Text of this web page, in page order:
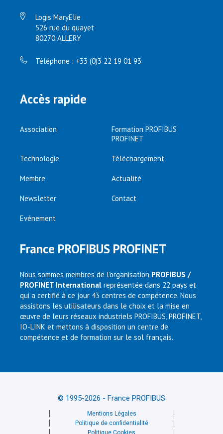
Logis MaryElie
526 rue du quayet
80270 ALLERY
Téléphone : +33 (0)3 22 19 01 93
Accès rapide
Association
Formation PROFIBUS
PROFINET
Technologie Téléchargement
Membre Actualité
Newsletter Contact
Evénement
France PROFIBUS PROFINET
Nous sommes membres de l’organisation PROFIBUS /
PROFINET International représentée dans 22 pays et
qui a certifié à ce jour 43 centres de compétence. Nous
assistons les utilisateurs dans le choix et la mise en
œuvre de leurs réseaux industriels PROFIBUS, PROFINET,
IO-LINK et mettons à disposition un centre de
compétence et de formation sur le sol français.
© 1995-2026 - France PROFIBUS
Mentions Légales
Politique de confidentialité
Politique Cookies